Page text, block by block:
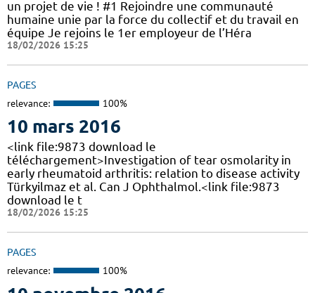
un projet de vie ! #1 Rejoindre une communauté
humaine unie par la force du collectif et du travail en
équipe Je rejoins le 1er employeur de l’Héra
18/02/2026 15:25
PAGES
relevance: 100%
10 mars 2016
<link file:9873 download le
téléchargement>Investigation of tear osmolarity in
early rheumatoid arthritis: relation to disease activity
Türkyilmaz et al. Can J Ophthalmol.<link file:9873
download le t
18/02/2026 15:25
PAGES
relevance: 100%